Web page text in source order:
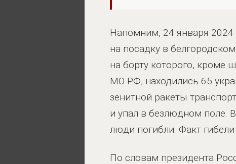
Напомним, 24 января 2024
на посадку в
на борту которого, кроме
МО РФ, находились 65
зенитной ракеты
и упал в безлюдном поле.
люди погибли. Факт
По словам президента